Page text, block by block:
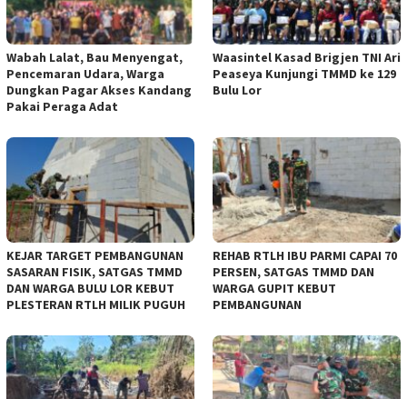
Wabah Lalat, Bau Menyengat,
Pencemaran Udara, Warga
Dungkan Pagar Akses Kandang
Pakai Peraga Adat
Waasintel Kasad Brigjen TNI Ari
Peaseya Kunjungi TMMD ke 129
Bulu Lor
KEJAR TARGET PEMBANGUNAN
SASARAN FISIK, SATGAS TMMD
DAN WARGA BULU LOR KEBUT
PLESTERAN RTLH MILIK PUGUH
REHAB RTLH IBU PARMI CAPAI 70
PERSEN, SATGAS TMMD DAN
WARGA GUPIT KEBUT
PEMBANGUNAN